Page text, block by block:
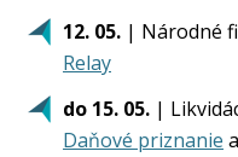
12. 05. | Národné
Relay
do 15. 05. |
Daňové priznanie a